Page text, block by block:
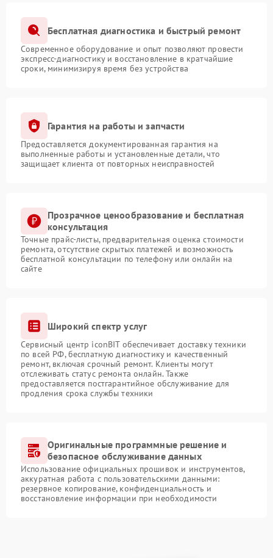
Бесплатная диагностика и быстрый ремонт
Современное оборудование и опыт позволяют провести
экспресс-диагностику и восстановление в кратчайшие
сроки, минимизируя время без устройства
Гарантия на работы и запчасти
Предоставляется документированная гарантия на
выполненные работы и установленные детали, что
защищает клиента от повторных неисправностей
Прозрачное ценообразование и бесплатная
консультация
Точные прайс-листы, предварительная оценка стоимости
ремонта, отсутствие скрытых платежей и возможность
бесплатной консультации по телефону или онлайн на
сайте
Широкий спектр услуг
Сервисный центр iconBIT обеспечивает доставку техники
по всей РФ, бесплатную диагностику и качественный
ремонт, включая срочный ремонт. Клиенты могут
отслеживать статус ремонта онлайн. Также
предоставляется постгарантийное обслуживание для
продления срока службы техники
Оригинальные программные решение и
безопасное обслуживание данных
Использование официальных прошивок и инструментов,
аккуратная работа с пользовательскими данными:
резервное копирование, конфиденциальность и
восстановление информации при необходимости